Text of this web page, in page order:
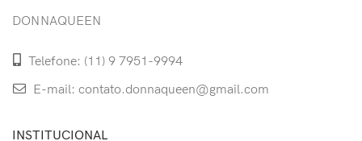
DONNAQUEEN
Telefone: (11) 9 7951-9994
E-mail: contato.donnaqueen@gmail.com
INSTITUCIONAL